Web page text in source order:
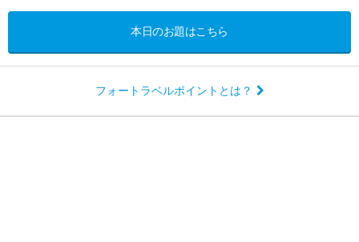
本日のお題はこちら
フォートラベルポイントとは？